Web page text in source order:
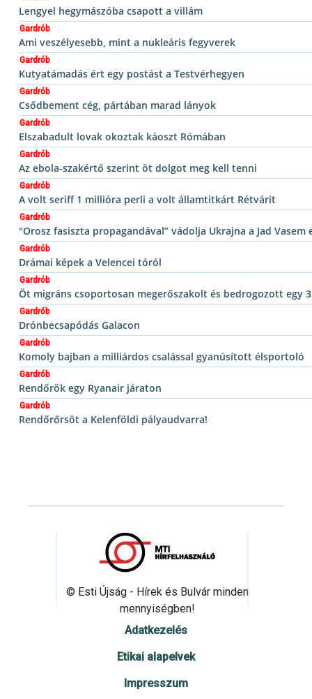
Lengyel hegymászóba csapott a villám
Gardrób
Ami veszélyesebb, mint a nukleáris fegyverek
Gardrób
Kutyatámadás ért egy postást a Testvérhegyen
Gardrób
Csődbement cég, pártában marad lányok
Gardrób
Elszabadult lovak okoztak káoszt Rómában
Gardrób
Az ebola-szakértő szerint öt dolgot meg kell tenni
Gardrób
A volt seriff 1 millióra perli a volt államtitkárt Rétvárit
Gardrób
"Orosz fasiszta propagandával” vádolja Ukrajna a Jad Vasem
Gardrób
Drámai képek a Velencei tóról
Gardrób
Öt migráns csoportosan megerőszakolt és bedrogozott egy
Gardrób
Drónbecsapódás Galacon
Gardrób
Komoly bajban a milliárdos csalással gyanúsított élsportoló
Gardrób
Rendőrök egy Ryanair járaton
Gardrób
Rendőrőrsöt a Kelenföldi pályaudvarra!
© Esti Újság - Hírek és Bulvár minden
mennyiségben!
Adatkezelés
Etikai alapelvek
Impresszum